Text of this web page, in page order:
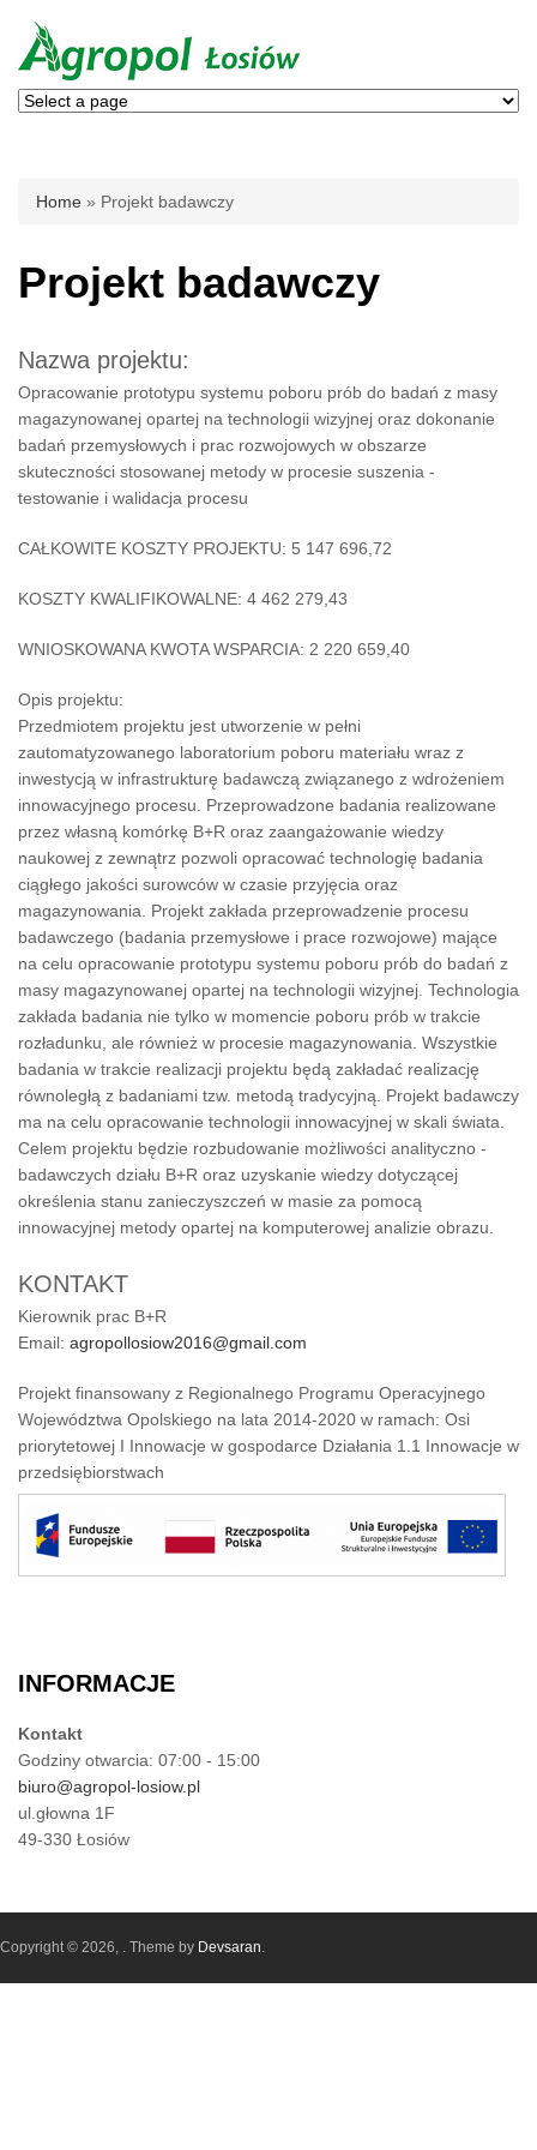
You are here
Home » Projekt badawczy
Projekt badawczy
Nazwa projektu:
Opracowanie prototypu systemu poboru prób do badań z masy
magazynowanej opartej na technologii wizyjnej oraz dokonanie
badań przemysłowych i prac rozwojowych w obszarze
skuteczności stosowanej metody w procesie suszenia -
testowanie i walidacja procesu
CAŁKOWITE KOSZTY PROJEKTU: 5 147 696,72
KOSZTY KWALIFIKOWALNE: 4 462 279,43
WNIOSKOWANA KWOTA WSPARCIA: 2 220 659,40
Opis projektu:
Przedmiotem projektu jest utworzenie w pełni
zautomatyzowanego laboratorium poboru materiału wraz z
inwestycją w infrastrukturę badawczą związanego z wdrożeniem
innowacyjnego procesu. Przeprowadzone badania realizowane
przez własną komórkę B+R oraz zaangażowanie wiedzy
naukowej z zewnątrz pozwoli opracować technologię badania
ciągłego jakości surowców w czasie przyjęcia oraz
magazynowania. Projekt zakłada przeprowadzenie procesu
badawczego (badania przemysłowe i prace rozwojowe) mające
na celu opracowanie prototypu systemu poboru prób do badań z
masy magazynowanej opartej na technologii wizyjnej. Technologia
zakłada badania nie tylko w momencie poboru prób w trakcie
rozładunku, ale również w procesie magazynowania. Wszystkie
badania w trakcie realizacji projektu będą zakładać realizację
równoległą z badaniami tzw. metodą tradycyjną. Projekt badawczy
ma na celu opracowanie technologii innowacyjnej w skali świata.
Celem projektu będzie rozbudowanie możliwości analityczno -
badawczych działu B+R oraz uzyskanie wiedzy dotyczącej
określenia stanu zanieczyszczeń w masie za pomocą
innowacyjnej metody opartej na komputerowej analizie obrazu.
KONTAKT
Kierownik prac B+R
Email: agropollosiow2016@gmail.com
Projekt finansowany z Regionalnego Programu Operacyjnego
Województwa Opolskiego na lata 2014-2020 w ramach: Osi
priorytetowej I Innowacje w gospodarce Działania 1.1 Innowacje w
przedsiębiorstwach
INFORMACJE
Kontakt
Godziny otwarcia: 07:00 - 15:00
biuro@agropol-losiow.pl
ul.głowna 1F
49-330 Łosiów
Copyright © 2026, . Theme by Devsaran